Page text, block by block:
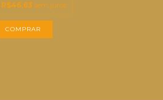
R$46,63 sem juros
COMPRAR